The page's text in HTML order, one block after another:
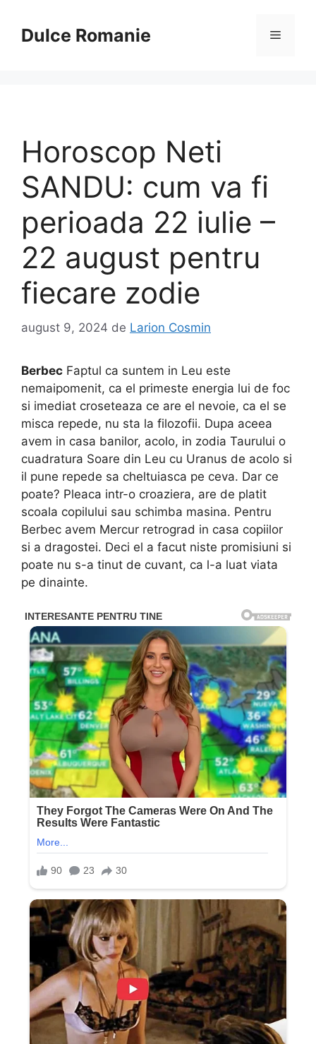
conținutDulce Romanie Meniu
Horoscop Neti
SANDU: cum va fi
perioada 22 iulie –
22 august pentru
fiecare zodie
august 9, 2024 de Larion Cosmin
Berbec Faptul ca suntem in Leu este
nemaipomenit, ca el primeste energia lui de foc
si imediat croseteaza ce are el nevoie, ca el se
misca repede, nu sta la filozofii. Dupa aceea
avem in casa banilor, acolo, in zodia Taurului o
cuadratura Soare din Leu cu Uranus de acolo si
il pune repede sa cheltuiasca pe ceva. Dar ce
poate? Pleaca intr-o croaziera, are de platit
scoala copilului sau schimba masina. Pentru
Berbec avem Mercur retrograd in casa copiilor
si a dragostei. Deci el a facut niste promisiuni si
poate nu s-a tinut de cuvant, ca l-a luat viata
pe dinainte.